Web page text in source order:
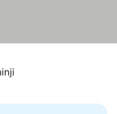
les prix